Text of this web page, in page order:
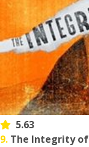
5.63
9. The Integrity of